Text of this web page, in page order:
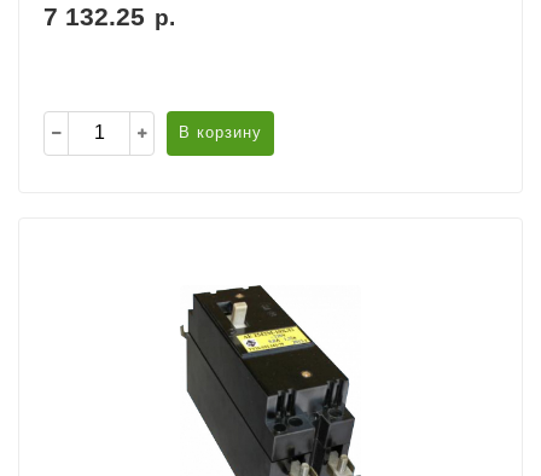
7 132.25 р.
В корзину